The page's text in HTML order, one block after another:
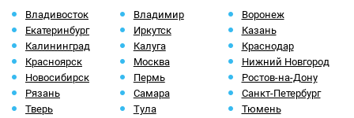
Владивосток Владимир
Воронеж
Екатеринбург
Иркутск
Казань
Калининград
Калуга
Краснодар
Красноярск
Москва
Нижний Новгород
Новосибирск
Пермь
Ростов-на-Дону
Рязань
Самара
Санкт-Петербург
Тверь
Тула
Тюмень